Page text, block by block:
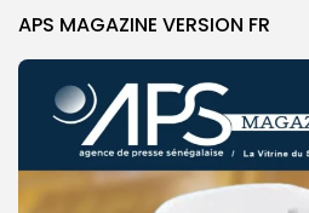
APS MAGAZINE VERSION FR